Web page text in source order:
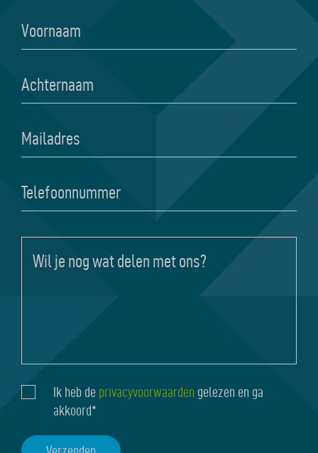
Voornaam
Achternaam
Mailadres
Telefoonnummer
met
ons?
Instemming
Ik heb de privacyvoorwaarden gelezen en ga
akkoord*